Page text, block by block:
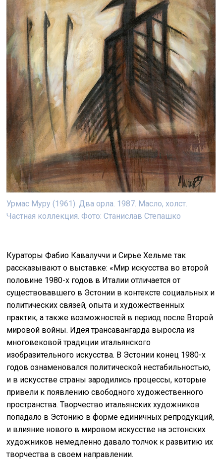
Урмас Муру (1961). Два орла. 1987. Масло, холст.
Частная коллекция. Фото: Станислав Степашко
Кураторы Фабио Кавалуччи и Сирье Хельме так
рассказывают о выставке: «Мир искусства во второй
половине 1980-х годов в Италии отличается от
существовавшего в Эстонии в контексте социальных и
политических связей, опыта и художественных
практик, а также возможностей в период после Второй
мировой войны. Идея трансавангарда выросла из
многовековой традиции итальянского
изобразительного искусства. В Эстонии конец 1980-х
годов ознаменовался политической нестабильностью,
и в искусстве страны зародились процессы, которые
привели к появлению свободного художественного
пространства. Творчество итальянских художников
попадало в Эстонию в форме единичных репродукций,
и влияние нового в мировом искусстве на эстонских
художников немедленно давало толчок к развитию их
творчества в своем направлении.